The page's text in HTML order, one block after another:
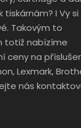
tiskárnám? I Vy si
Takovým to
totiž nabízíme
ceny na
Lexmark,
nás